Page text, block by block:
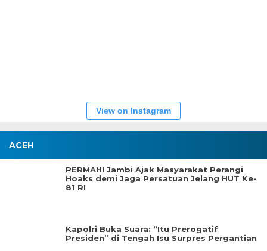
View on Instagram
ACEH
PERMAHI Jambi Ajak Masyarakat Perangi
Hoaks demi Jaga Persatuan Jelang HUT Ke-
81 RI
Kapolri Buka Suara: “Itu Prerogatif
Presiden” di Tengah Isu Surpres Pergantian